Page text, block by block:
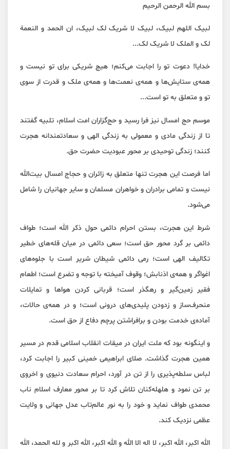
بسم الله الرحمن الرحیم
لبیک اللهم لبیک، لبیک لا شریک لک لبیک، ان الحمد و النعمة
لک و الملک لا شریک لک...
خدایا! دعوت تو را اجابت می‌کنم؛ هیچ شریکی برای تو نیست و
همه‌ی ستایش‌ها و همه‌ی نعمت‌ها و همه‌ی ملک و قدرت از سوی
تو و متعلق به تو است...
موسم حج امسال نیز فرا رسید و حج‌گزاران امت اسلام، تلبیه گفتند
تا از زندگی مادی و معمولی به زندگی الهی و سعادتمندانه هجرت
کنند؛ زندگی توحیدی بر محور عبودیت حضرت حق.
اما فرصت این هجرت تنها متعلق به زائران و حجاج امسال بیت‌الله
نیست و تمامی برادران و خواهران مسلمان و سایر جهانیان را شامل
می‌شود.
شرط این هجرت، بستن احرام دائمی حول ذکر الله است؛ طواف
دائمی بر گرد محور حق است؛ سعی دائمی در میان قله‌های خطیر
تکالیف الهی است؛ رمی دائمی شیطان شریر است با جلوه‌های
اغواگر و همه‌ی اذنابش؛ وقوف آمیخته با توجه و تضرع است؛ اطعام
فقیر زمین‌گیر و رهگذر است؛ قربانی کردن هواها و تمایلات
منحرف‌ساز و زدودن پلیدی‌های درونی است؛ و در همه‌ی حالات،
آماده‌ی خدمت بودن و برافراشتن پرچم دفاع از حق است.
و اینگونه بود که ملت ایران در میقات انقلاب اسلامی قدم در مسیر
همین هجرت گذاشت. صلای ابراهیمی خمینی کبیر را اجابت کرد،
لباس سلطه‌پذیری را از تن در آورد، احرام سعادت دنیوی و اخروی
بر تن نمود و هلهله‌کنان تلاش کرد تا بر محور معارف اسلام ناب
محمدی طواف نماید و خود را به نور عالم‌تاب عدل جهانی و ولایت
عظمی نزدیک کند.
الله اکبر، الله اکبر، لا اله الا الله و الله اکبر، الله اکبر و لله الحمد، الله